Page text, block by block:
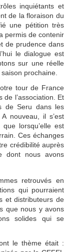
inquiétants et
de la floraison du
une pétition très
permis de contenir
de prudence dans
le dialogue est
sur une réelle
prochaine.
tour de France
l’association. Et
de Seru dans les
nouveau, il s’est
lorsqu’elle est
Ces échanges
crédibilité auprès
dont nous avons
retrouvés en
qui pourraient
et distributeurs de
que nous y avons
solides qui se
le thème était :